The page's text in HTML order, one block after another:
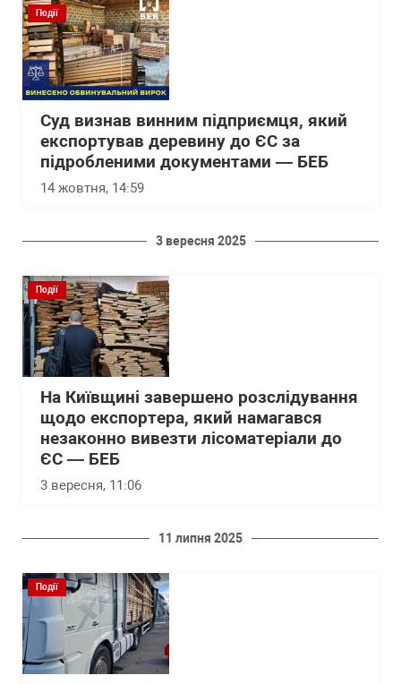
Події
Суд визнав винним підприємця, який
експортував деревину до ЄС за
підробленими документами — БЕБ
14 жовтня, 14:59
3 вересня 2025
Події
На Київщині завершено розслідування
щодо експортера, який намагався
незаконно вивезти лісоматеріали до
ЄС — БЕБ
3 вересня, 11:06
11 липня 2025
Події